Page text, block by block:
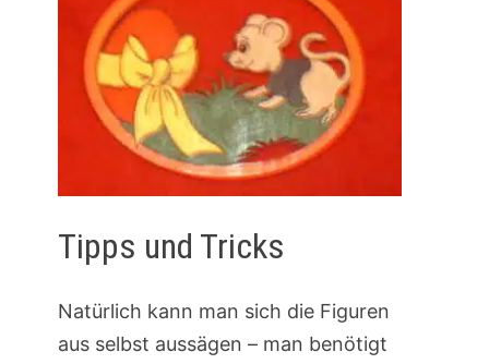
Tipps und Tricks
Natürlich kann man sich die Figuren
aus selbst aussägen – man benötigt